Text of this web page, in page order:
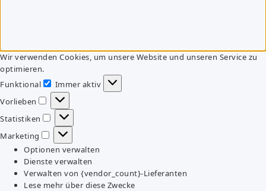
Wir verwenden Cookies, um unsere Website und unseren Service zu
optimieren.
Funktional
Funktional
Immer aktiv
Vorlieben
Vorlieben
Statistiken
Statistiken
Marketing
Marketing
Optionen verwalten
Dienste verwalten
Verwalten von {vendor_count}-Lieferanten
Lese mehr über diese Zwecke